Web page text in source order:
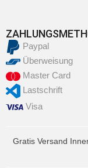
Paypal
Überweisung
Master Card
Lastschrift
Visa
Gratis Versand